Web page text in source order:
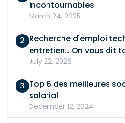
incontournables
March 24, 2025
Recherche d'emploi
entretien… On vous dit
July 22, 2026
Top 6 des meilleures
salarial
December 12, 2024